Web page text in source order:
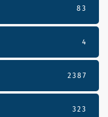
83
4
2387
323